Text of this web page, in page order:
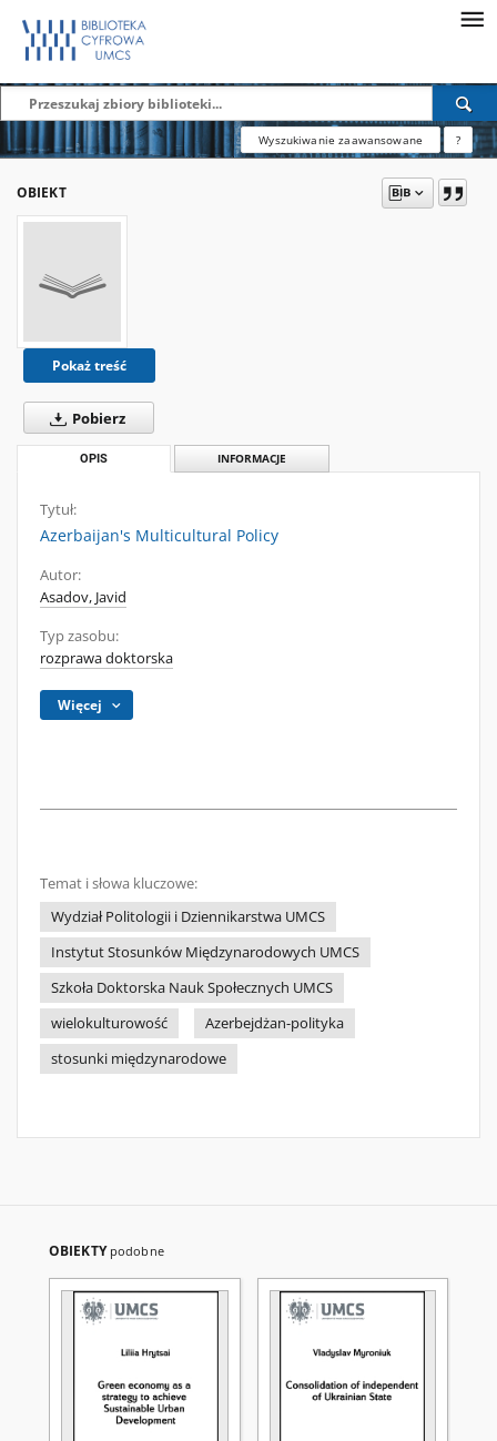
Wyszukiwanie zaawansowane ?
OBIEKT
Pokaż treść
Pobierz
OPIS INFORMACJE
Tytuł:
Azerbaijan's Multicultural Policy
Autor:
Asadov, Javid
Typ zasobu:
rozprawa doktorska
Więcej
Temat i słowa kluczowe:
Wydział Politologii i Dziennikarstwa UMCS
Instytut Stosunków Międzynarodowych UMCS
Szkoła Doktorska Nauk Społecznych UMCS
wielokulturowość
Azerbejdżan-polityka
stosunki międzynarodowe
OBIEKTY podobne